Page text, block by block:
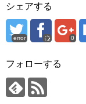
シェアする
error 0
フォローする